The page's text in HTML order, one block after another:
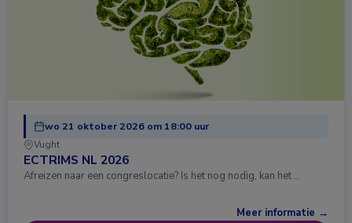
wo 21 oktober 2026 om 18:00 uur
Vught
ECTRIMS NL 2026
Afreizen naar een congreslocatie? Is het nog nodig, kan het …
Meer informatie →